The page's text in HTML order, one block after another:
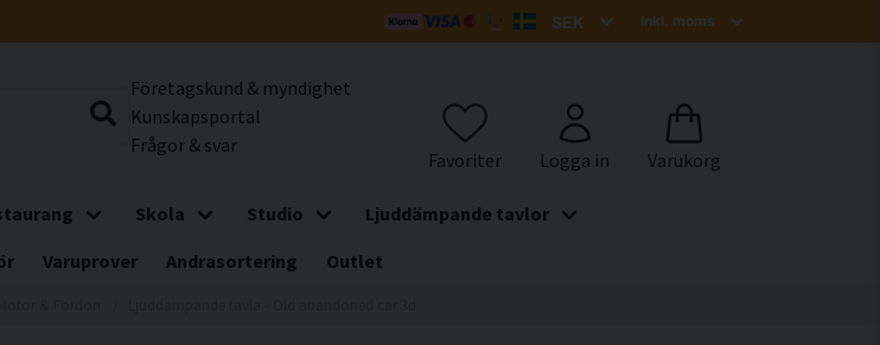
Företagskund & myndighet
Kunskapsportal
Frågor & svar
Skola Studio
Ljuddämpande tavlor
Varuprover Andrasortering Outlet